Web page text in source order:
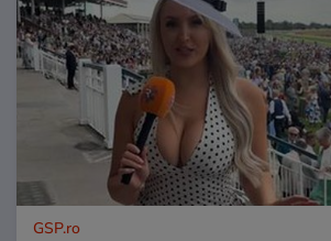
GSP.ro